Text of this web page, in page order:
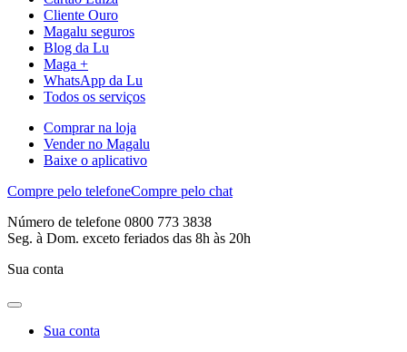
Cliente Ouro
Magalu seguros
Blog da Lu
Maga +
WhatsApp da Lu
Todos os serviços
Comprar na loja
Vender no Magalu
Baixe o aplicativo
Compre pelo telefoneCompre pelo chat
Número de telefone 0800 773 3838
Seg. à Dom. exceto feriados das 8h às 20h
Sua conta
Sua conta